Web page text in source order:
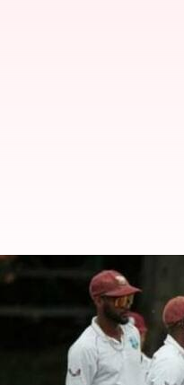
దక్షిణాఫ్రికాతో
వ్రాసిన వారు Jayachandra Akuri Feb
ఈ వార్తాకథనం ఏంటి